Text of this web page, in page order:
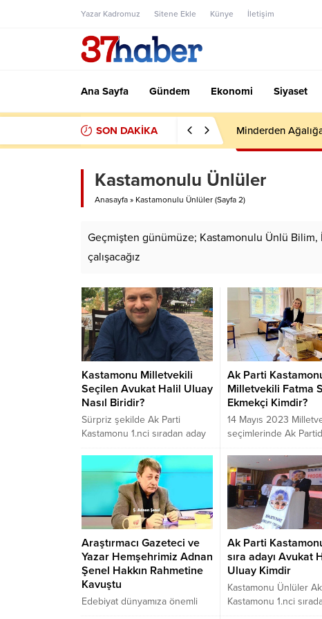
Yazar Kadromuz Sitene Ekle Künye İletişim
Ana Sayfa Gündem Ekonomi Siyaset
SON DAKİKA Minderden
Kastamonulu Ünlüler
Anasayfa » Kastamonulu Ünlüler (Sayfa 2)
Geçmişten günümüze; Kastamonulu Ünlü Bilim,
çalışacağız
Kastamonu Milletvekili
Seçilen Avukat Halil Uluay
Nasıl Biridir?
Sürpriz şekilde Ak Parti
Kastamonu 1.nci sıradan aday
Milletvekili seçilen Avukat Halil
Uluay, geçmiş dönemde Ak
Parti Kastamonu İl başkanlığı
görevini de yapmıştı. Uzun
süre İl meclis üyeliği de yapan
Avukat Halil Uluay,
Kastamonu’da sevilen sayılan
bir isim olarak öne çıkıyor.
Ak Parti
Milletvekili Fatma
Ekmekçi Kimdir?
14 Mayıs 2023
seçimlerinde Ak
Ekmekçi, Ak Partinin
olması ile TBMM’ye
oldu.
Araştırmacı Gazeteci ve
Yazar Hemşehrimiz Adnan
Şenel Hakkın Rahmetine
Kavuştu
Edebiyat dünyamıza önemli
Ak Parti
sıra adayı Avukat
Uluay Kimdir
Kastamonu Ünlüler
Kastamonu 1.nci